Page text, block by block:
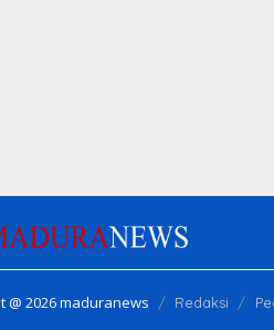
@ 2026 maduranews Redaksi